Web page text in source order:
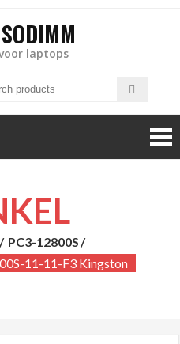
laptops
PC3-12800S
11-11-F3 Kingston